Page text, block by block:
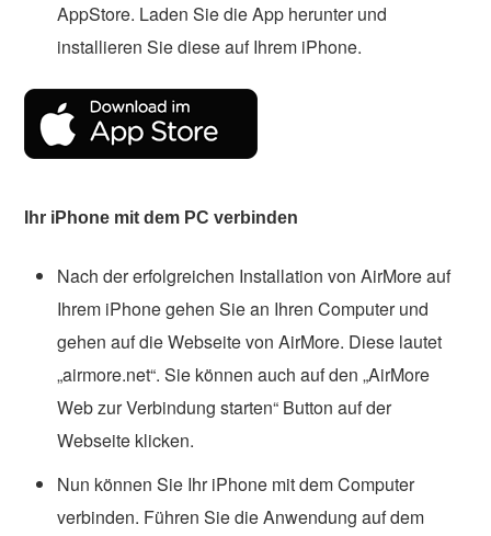
AppStore. Laden Sie die App herunter und
installieren Sie diese auf Ihrem iPhone.
Ihr iPhone mit dem PC verbinden
Nach der erfolgreichen Installation von AirMore auf
Ihrem iPhone gehen Sie an Ihren Computer und
gehen auf die Webseite von AirMore. Diese lautet
„airmore.net“. Sie können auch auf den „AirMore
Web zur Verbindung starten“ Button auf der
Webseite klicken.
Nun können Sie Ihr iPhone mit dem Computer
verbinden. Führen Sie die Anwendung auf dem